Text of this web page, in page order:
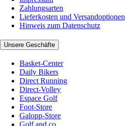
Zahlungsarten
Lieferkosten und Versandoptionen
Hinweis zum Datenschutz
Unsere Geschäfte
Basket-Center
Daily Bikers
Direct Running
Direct-Volley
Espace Golf
Foot-Store
Galopp-Store